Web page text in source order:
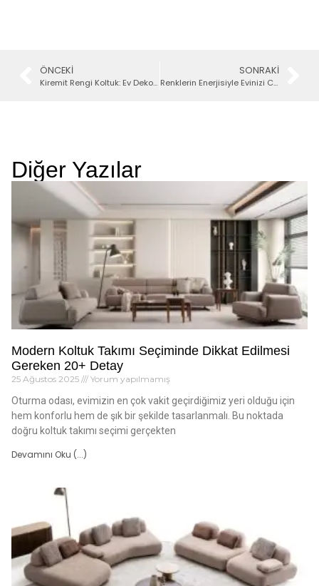
ÖNCEKI
Kiremit Rengi Koltuk: Ev Dekorasyonunda Uyumlu Renkler
SONRAKI
Renklerin Enerjisiyle Evinizi Canlandırın: 2024’te Trend Olan Renkler
Diğer Yazılar
Modern Koltuk Takımı Seçiminde Dikkat Edilmesi
Gereken 20+ Detay
25 Ağustos 2025 Yorum yapılmamış
Oturma odası, evimizin en çok vakit geçirdiğimiz yeri olduğu için
hem konforlu hem de şık bir şekilde tasarlanmalı. Bu noktada
doğru koltuk takımı seçimi gerçekten
Devamını Oku (...)